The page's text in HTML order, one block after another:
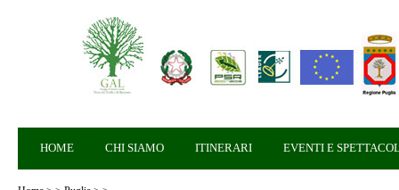
HOME CHI SIAMO ITINERARI EVENTI E